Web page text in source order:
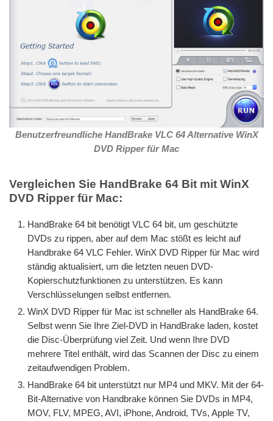
Benutzerfreundliche HandBrake VLC 64 Alternative WinX
DVD Ripper für Mac
Vergleichen Sie HandBrake 64 Bit mit WinX
DVD Ripper für Mac:
HandBrake 64 bit benötigt VLC 64 bit, um geschützte
DVDs zu rippen, aber auf dem Mac stößt es leicht auf
Handbrake 64 VLC Fehler. WinX DVD Ripper für Mac wird
ständig aktualisiert, um die letzten neuen DVD-
Kopierschutzfunktionen zu unterstützen. Es kann
Verschlüsselungen selbst entfernen.
WinX DVD Ripper für Mac ist schneller als HandBrake 64.
Selbst wenn Sie Ihre Ziel-DVD in HandBrake laden, kostet
die Disc-Überprüfung viel Zeit. Und wenn Ihre DVD
mehrere Titel enthält, wird das Scannen der Disc zu einem
zeitaufwendigen Problem.
HandBrake 64 bit unterstützt nur MP4 und MKV. Mit der 64-
Bit-Alternative von Handbrake können Sie DVDs in MP4,
MOV, FLV, MPEG, AVI, iPhone, Android, TVs, Apple TV,